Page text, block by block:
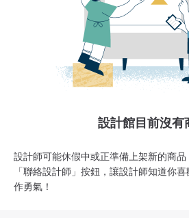
設計館目前沒有
設計師可能休假中或正準備上架新的商
「聯絡設計師」按鈕，讓設計師知道你
作勇氣！